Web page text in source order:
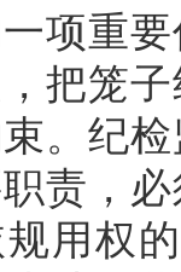
项重
把笼
。纪
责，
用权